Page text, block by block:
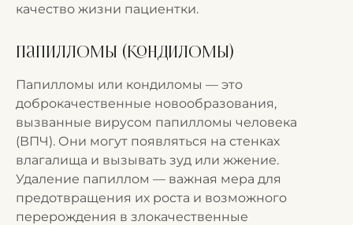
качество жизни пациентки.
Папилломы (кондиломы)
Папилломы или кондиломы — это
доброкачественные новообразования,
вызванные вирусом папилломы человека
(ВПЧ). Они могут появляться на стенках
влагалища и вызывать зуд или жжение.
Удаление папиллом — важная мера для
предотвращения их роста и возможного
перерождения в злокачественные